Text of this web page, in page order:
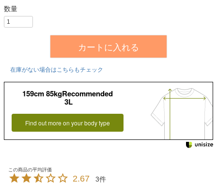
カートに入れる
在庫がない場合はこちらもチェック
159cm 85kgRecommended
3L
Find out more on your body type
2.67 3